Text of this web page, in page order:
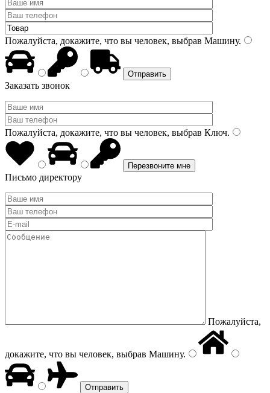
Пожалуйста, докажите, что вы человек, выбрав Машину.
Заказать звонок
Пожалуйста, докажите, что вы человек, выбрав Ключ.
Письмо директору
Пожалуйста,
докажите, что вы человек, выбрав Машину.